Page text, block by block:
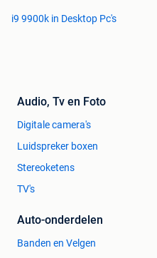
ℹ Over het merk – Flanders
snelle koersfiets, waardoor
verrassend actuele fiets is
kan maken
🎥 YouTube-link
👉 Beschikbaar via de chat
i9 9900k in Desktop Pc's
Audio, Tv en Foto
Digitale camera's
Luidspreker boxen
Stereoketens
TV's
Auto-onderdelen
Banden en Velgen